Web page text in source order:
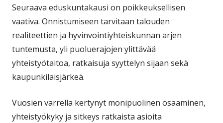
Seuraava eduskuntakausi on poikkeuksellisen
vaativa. Onnistumiseen tarvitaan talouden
realiteettien ja hyvinvointiyhteiskunnan arjen
tuntemusta, yli puoluerajojen ylittävää
yhteistyötaitoa, ratkaisuja syyttelyn sijaan sekä
kaupunkilaisjärkeä.
Vuosien varrella kertynyt monipuolinen osaaminen,
yhteistyökyky ja sitkeys ratkaista asioita